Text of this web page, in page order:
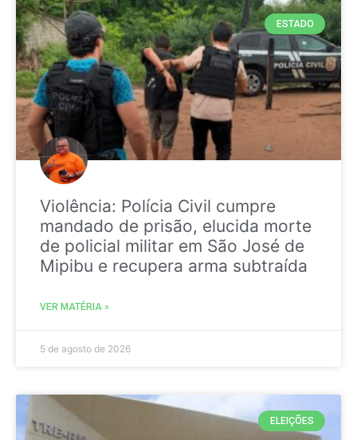
ESTADO
Violência: Polícia Civil cumpre
mandado de prisão, elucida morte
de policial militar em São José de
Mipibu e recupera arma subtraída
VER MATÉRIA »
5 de agosto de 2026
ELEIÇÕES